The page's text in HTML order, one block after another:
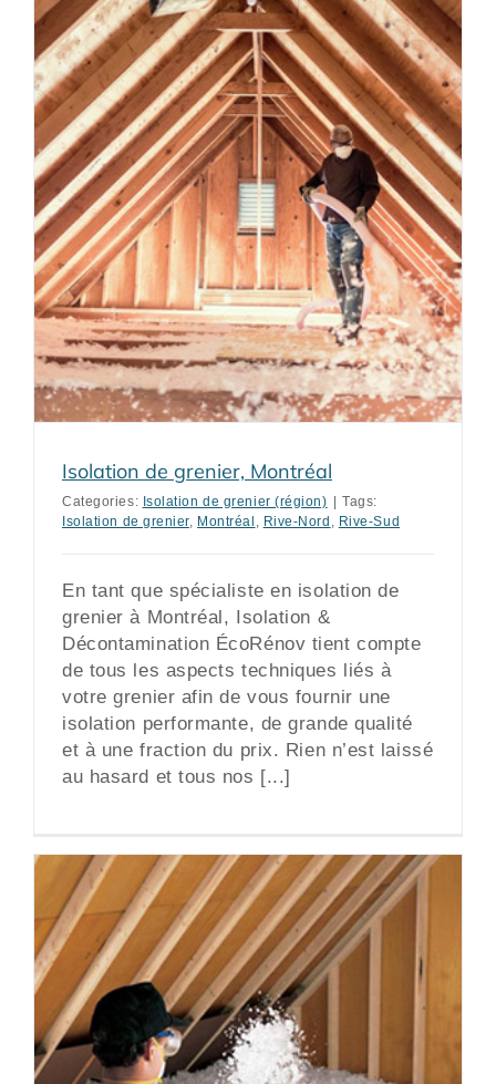
Isolation de grenier, Montréal
Categories: Isolation de grenier (région)
Tags:
Isolation de grenier, Montréal , Rive-Nord , Rive-Sud
En tant que spécialiste en isolation de
grenier à Montréal, Isolation &
Décontamination ÉcoRénov tient compte
de tous les aspects techniques liés à
votre grenier afin de vous fournir une
isolation performante, de grande qualité
et à une fraction du prix. Rien n’est laissé
au hasard et tous nos [...]